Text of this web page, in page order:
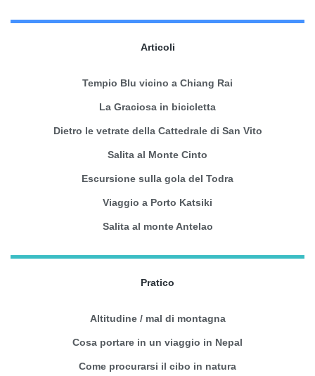
Articoli
Tempio Blu vicino a Chiang Rai
La Graciosa in bicicletta
Dietro le vetrate della Cattedrale di San Vito
Salita al Monte Cinto
Escursione sulla gola del Todra
Viaggio a Porto Katsiki
Salita al monte Antelao
Pratico
Altitudine / mal di montagna
Cosa portare in un viaggio in Nepal
Come procurarsi il cibo in natura